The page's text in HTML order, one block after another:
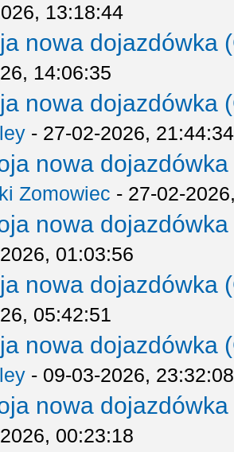
13:18:44
nowa dojazdówka
14:06:35
nowa dojazdówka
- 27-02-2026, 21:44:34
nowa
Zomowiec - 27-02-
nowa
01:03:56
nowa dojazdówka
05:42:51
nowa dojazdówka
- 09-03-2026, 23:32:08
nowa
00:23:18